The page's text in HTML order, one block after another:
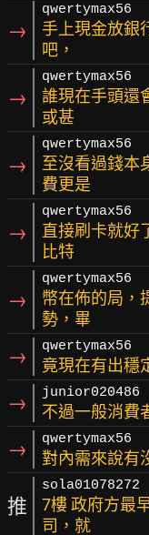
→
qwertymax56
手上現金放銀
吧，
→
qwertymax56
誰現在手頭還
或甚
→
qwertymax56
至沒看過錢本
費更是
→
qwertymax56
直接刷卡就好
比特
→
qwertymax56
幣在佈的局，
勢，畢
→ qwertymax56
竟現在有出穩
→ junior020486
不過一般消費
→ qwertymax56
對內需來說有
推
sola01078272
7樓 政府方最
司，就